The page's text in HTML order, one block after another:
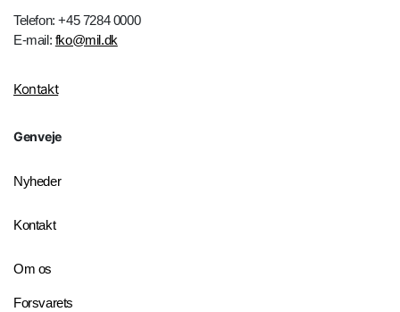
Telefon: +45 7284 0000
E-mail: fko@mil.dk
Kontakt
Genveje
Nyheder
Kontakt
Om os
Forsvarets